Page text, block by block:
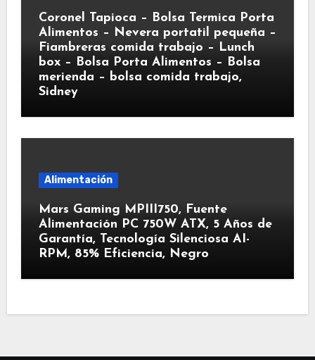
Coronel Tapioca – Bolsa Termica Porta
Alimentos – Nevera portatil pequeña –
Fiambreras comida trabajo – Lunch
box – Bolsa Porta Alimentos – Bolsa
merienda – bolsa comida trabajo,
Sidney
Alimentación
Mars Gaming MPIII750, Fuente
Alimentación PC 750W ATX, 5 Años de
Garantía, Tecnología Silenciosa AI-
RPM, 85% Eficiencia, Negro